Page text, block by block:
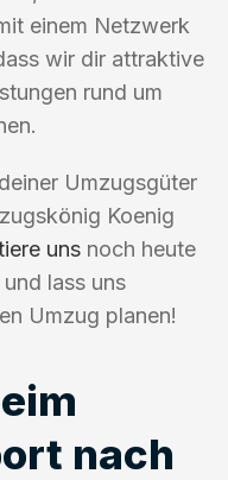
einem Netzwerk
wir dir attraktive
rund um
Umzugsgüter
Koenig
uns noch heute
lass uns
Umzug planen!
nach